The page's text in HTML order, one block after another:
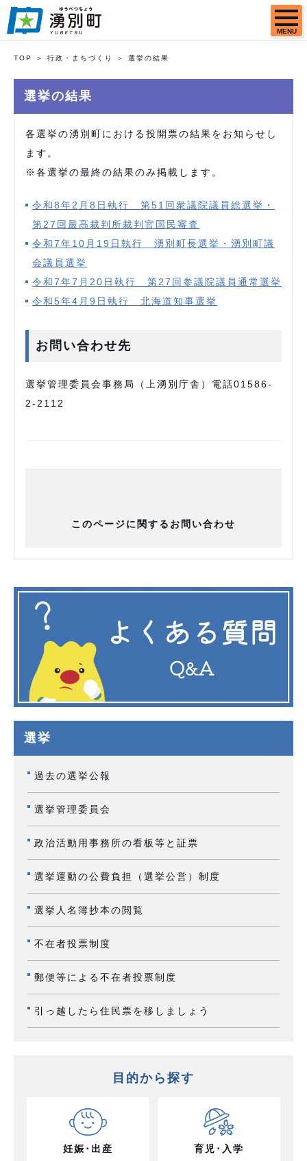
MENU
TOP 行政・まちづくり 選挙の結果
選挙の結果
各選挙の湧別町における投開票の結果をお知らせし
ます。
※各選挙の最終の結果のみ掲載します。
令和8年2月8日執行 第51回衆議院議員総選挙・
第27回最高裁判所裁判官国民審査
令和7年10月19日執行 湧別町長選挙・湧別町議
会議員選挙
令和7年7月20日執行 第27回参議院議員通常選挙
令和5年4月9日執行 北海道知事選挙
お問い合わせ先
選挙管理委員会事務局（上湧別庁舎）電話01586-
2-2112
このページに関するお問い合わせ
選挙
過去の選挙公報
選挙管理委員会
政治活動用事務所の看板等と証票
選挙運動の公費負担（選挙公営）制度
選挙人名簿抄本の閲覧
不在者投票制度
郵便等による不在者投票制度
引っ越したら住民票を移しましょう
目的から探す
妊娠･出産 育児･入学